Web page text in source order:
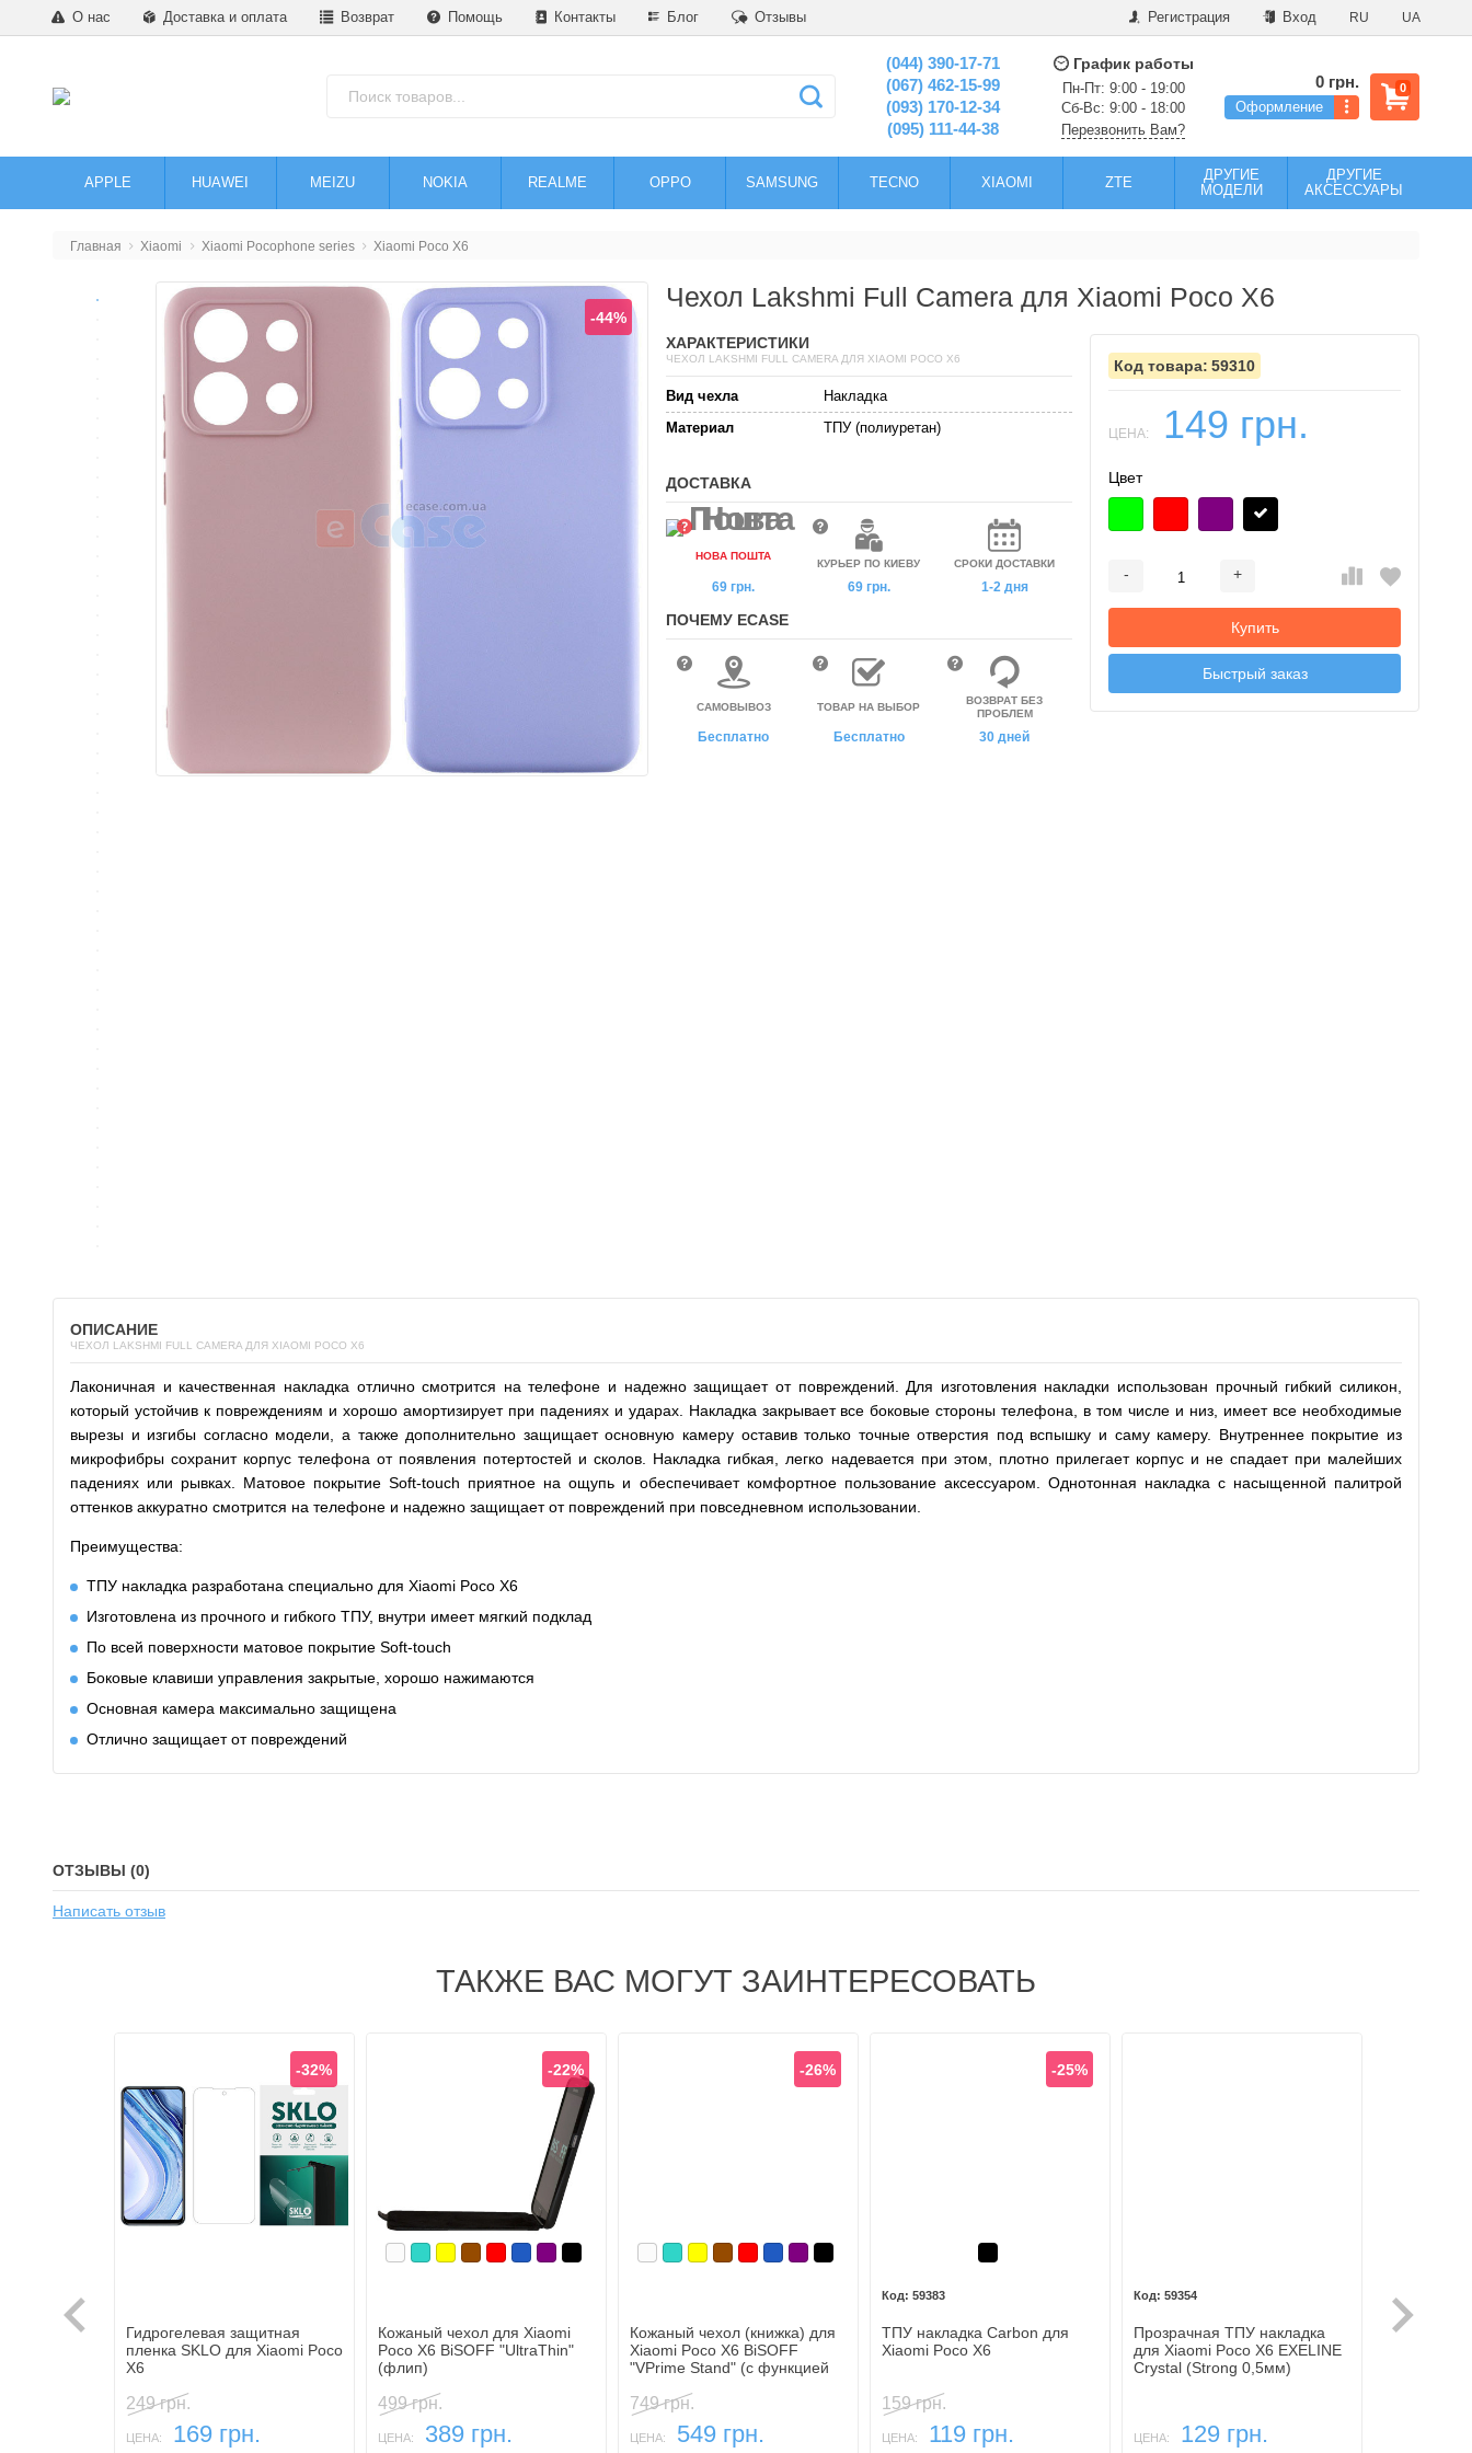
О нас Доставка и оплата Возврат Помощь Контакты Блог Отзывы Регистрация Вход RU UA
(044) 390-17-71
(067) 462-15-99
(093) 170-12-34
(095) 111-44-38
График работы
Пн-Пт: 9:00 - 19:00
Сб-Вс: 9:00 - 18:00
Перезвонить Вам?
0
0 грн.
Оформление
APPLE HUAWEI MEIZU NOKIA REALME OPPO SAMSUNG TECNO XIAOMI ZTE
ДРУГИЕ
МОДЕЛИ
ДРУГИЕ
АКСЕССУАРЫ
Главная Xiaomi Xiaomi Pocophone series Xiaomi Poco X6
-44%
Чехол Lakshmi Full Camera для Xiaomi Poco X6
59310
ЦЕНА: 149 грн.
Цвет
- +
Купить
Быстрый заказ
ХАРАКТЕРИСТИКИ
ЧЕХОЛ LAKSHMI FULL CAMERA ДЛЯ XIAOMI POCO X6
Вид чехла
Накладка
Материал
ТПУ (полиуретан)
ДОСТАВКА
НОВА ПОШТА
69 грн.
КУРЬЕР ПО КИЕВУ
69 грн.
СРОКИ ДОСТАВКИ
1-2 дня
ПОЧЕМУ ECASE
САМОВЫВОЗ
Бесплатно
ТОВАР НА ВЫБОР
Бесплатно
ВОЗВРАТ БЕЗ
ПРОБЛЕМ
30 дней
ОПИСАНИЕ
ЧЕХОЛ LAKSHMI FULL CAMERA ДЛЯ XIAOMI POCO X6
Лаконичная и качественная накладка отлично смотрится на телефоне и надежно защищает от повреждений. Для изготовления накладки использован прочный гибкий силикон,
который устойчив к повреждениям и хорошо амортизирует при падениях и ударах. Накладка закрывает все боковые стороны телефона, в том числе и низ, имеет все необходимые
вырезы и изгибы согласно модели, а также дополнительно защищает основную камеру оставив только точные отверстия под вспышку и саму камеру. Внутреннее покрытие из
микрофибры сохранит корпус телефона от появления потертостей и сколов. Накладка гибкая, легко надевается при этом, плотно прилегает корпус и не спадает при малейших
падениях или рывках. Матовое покрытие Soft-touch приятное на ощупь и обеспечивает комфортное пользование аксессуаром. Однотонная накладка с насыщенной палитрой
оттенков аккуратно смотрится на телефоне и надежно защищает от повреждений при повседневном использовании.
Преимущества:
ТПУ накладка разработана специально для Xiaomi Poco X6
Изготовлена из прочного и гибкого ТПУ, внутри имеет мягкий подклад
По всей поверхности матовое покрытие Soft-touch
Боковые клавиши управления закрытые, хорошо нажимаются
Основная камера максимально защищена
Отлично защищает от повреждений
ОТЗЫВЫ (0)
Написать отзыв
ТАКЖЕ ВАС МОГУТ ЗАИНТЕРЕСОВАТЬ
-32%
Гидрогелевая защитная
пленка SKLO для Xiaomi Poco
X6
249 грн.
ЦЕНА: 169 грн.
БелыйБирюзовый
Желтый
Коричневый
Красный
Синий, темный
Фиолетовый, темный
Черный
-22%
Кожаный чехол для Xiaomi
Poco X6 BiSOFF "UltraThin"
(флип)
499 грн.
ЦЕНА: 389 грн.
БелыйБирюзовый
Желтый
Коричневый
Красный
Синий, темный
Фиолетовый, темный
Черный
-26%
Кожаный чехол (книжка) для
Xiaomi Poco X6 BiSOFF
"VPrime Stand" (с функцией
749 грн.
ЦЕНА: 549 грн.
Черный
-25%
59383
ТПУ накладка Carbon для
Xiaomi Poco X6
159 грн.
ЦЕНА: 119 грн.
59354
Прозрачная ТПУ накладка
для Xiaomi Poco X6 EXELINE
Crystal (Strong 0,5мм)
ЦЕНА: 129 грн.
ТПУ